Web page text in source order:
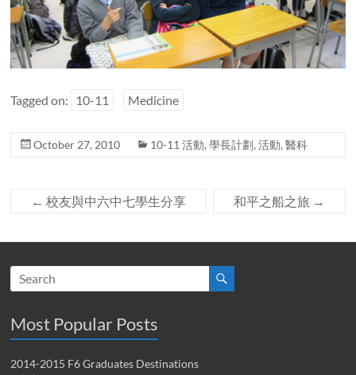
Tagged on: 10-11 Medicine
October 27, 2010 10-11 活動,學長計劃,活動,醫科
← 校友與中六中七學生分享 和平之船之旅 →
Most Popular Posts
2014-2015 F6 Graduates Destinations